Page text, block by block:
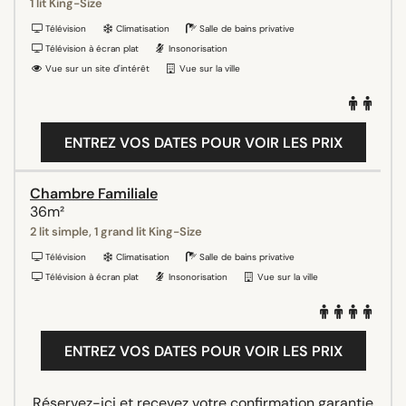
Télévision Climatisation
Salle de bains privative
Télévision à écran plat
Insonorisation
Vue sur un site d'intérêt
Vue sur la ville
ENTREZ VOS DATES POUR VOIR LES PRIX
Chambre Familiale
36m²
2 lit simple, 1 grand lit King-Size
Télévision Climatisation
Salle de bains privative
Télévision à écran plat
Insonorisation Vue sur la ville
ENTREZ VOS DATES POUR VOIR LES PRIX